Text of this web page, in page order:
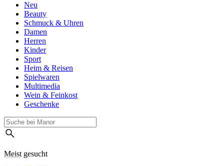
Neu
Beauty
Schmuck & Uhren
Damen
Herren
Kinder
Sport
Heim & Reisen
Spielwaren
Multimedia
Wein & Feinkost
Geschenke
Meist gesucht